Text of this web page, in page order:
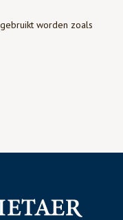
worden zoals